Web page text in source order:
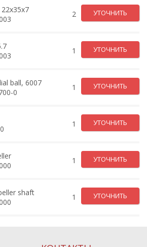
2 УТОЧНИТЬ
1 УТОЧНИТЬ
ball, 6007
0
1 УТОЧНИТЬ
1 УТОЧНИТЬ
1 УТОЧНИТЬ
shaft
1 УТОЧНИТЬ